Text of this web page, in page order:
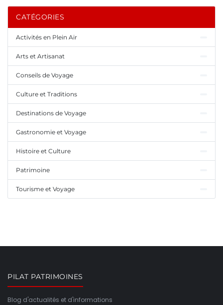
CATÉGORIES
Activités en Plein Air
Arts et Artisanat
Conseils de Voyage
Culture et Traditions
Destinations de Voyage
Gastronomie et Voyage
Histoire et Culture
Patrimoine
Tourisme et Voyage
PILAT PATRIMOINES
Blog d'actualités et d'informations